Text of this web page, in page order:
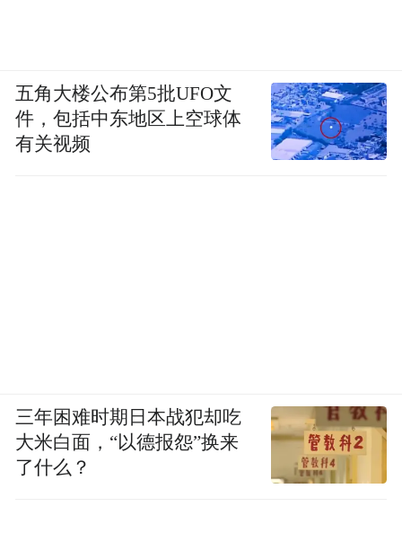
五角大楼公布第5批UFO文
件，包括中东地区上空球体
有关视频
三年困难时期日本战犯却吃
大米白面，“以德报怨”换来
了什么？